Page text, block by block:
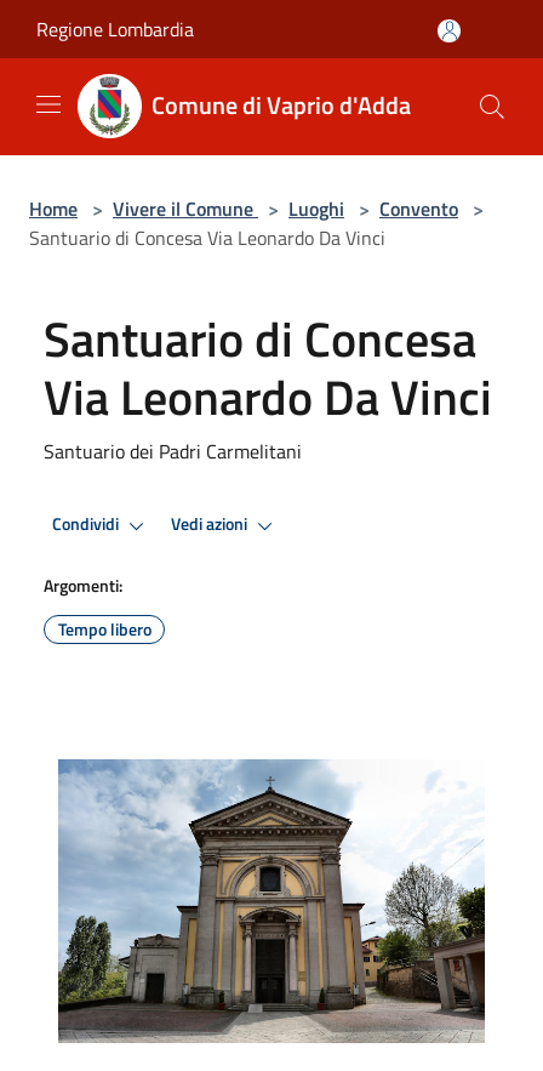
Regione Lombardia
Comune di Vaprio d'Adda
Home > Vivere il Comune > Luoghi > Convento >
Santuario di Concesa Via Leonardo Da Vinci
Santuario di Concesa
Via Leonardo Da Vinci
Santuario dei Padri Carmelitani
Condividi Vedi azioni
Argomenti:
Tempo libero